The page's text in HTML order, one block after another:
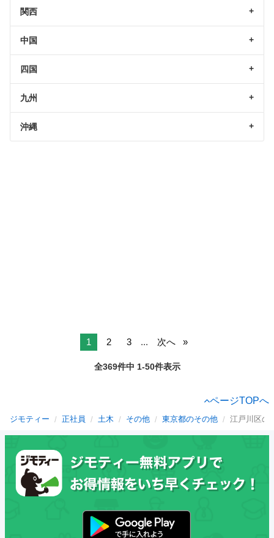
関西
中国
四国
九州
沖縄
1 2 3 ... 次へ
全369件中 1-50件表示
ページTOPへ
ジモティー 正社員 土木 その他 東京都のその他 江戸川区の